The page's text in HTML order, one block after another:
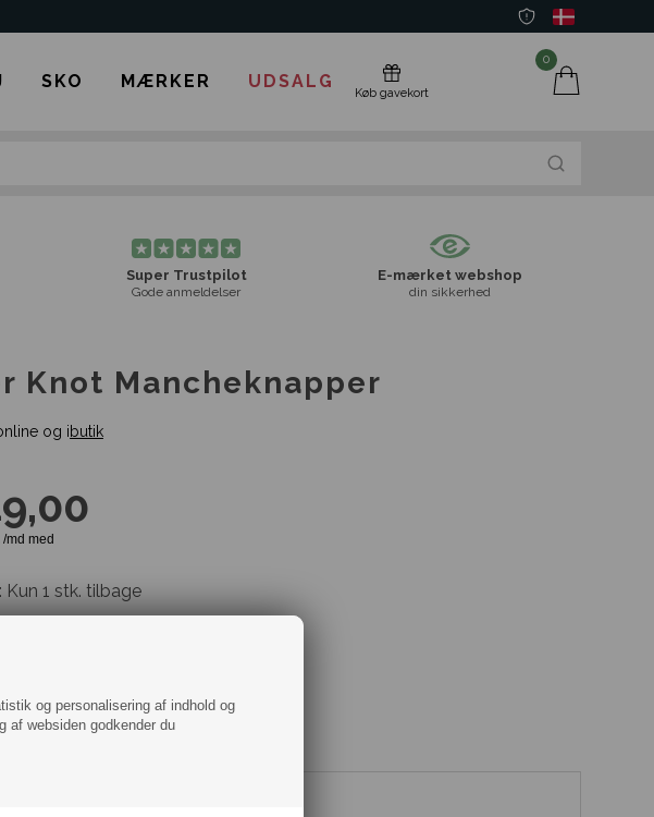
og personalisering af indhold og
af websiden godkender du
SKO MÆRKER UDSALG
0
Køb gavekort
Super Trustpilot
Gode anmeldelser
E-mærket webshop
din sikkerhed
Knot Mancheknapper
og ibutik
1 stk. tilbage
til Ønskeskyen